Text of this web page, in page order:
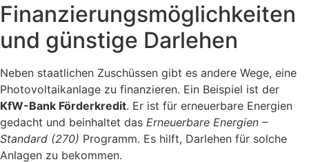
Finanzierungsmöglichkeiten
und günstige Darlehen
Neben staatlichen Zuschüssen gibt es andere Wege, eine
Photovoltaikanlage zu finanzieren. Ein Beispiel ist der
KfW-Bank Förderkredit. Er ist für erneuerbare Energien
gedacht und beinhaltet das Erneuerbare Energien –
Standard (270) Programm. Es hilft, Darlehen für solche
Anlagen zu bekommen.